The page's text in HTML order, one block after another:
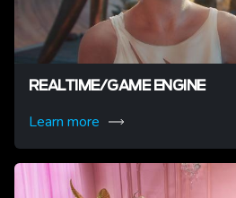
REALTIME/GAME ENGINE
Learn more